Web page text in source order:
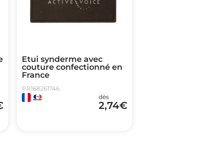
Etui synderme avec
couture confectionné en
France
PR168261746
dès
2,74€